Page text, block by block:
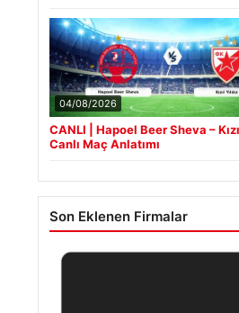
04/08/2026
CANLI | Hapoel Beer Sheva –
Canlı Maç Anlatımı
Son Eklenen Firmalar